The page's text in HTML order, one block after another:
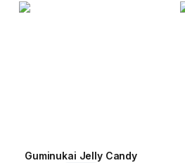
Guminukai Jelly Candy